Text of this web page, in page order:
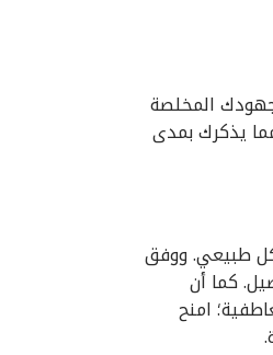
جهودك المخلصة
مما يذكرك بمدى
طبيعي. ووفق
كما أن
امنح